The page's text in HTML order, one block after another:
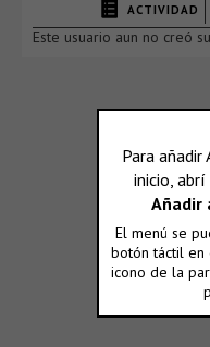
ACTIVIDAD
Este usuario aun no creó